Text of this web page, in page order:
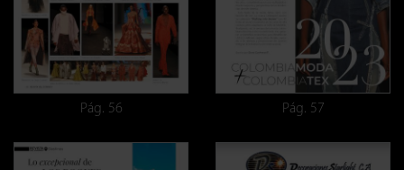
Pág. 56 Pág. 57